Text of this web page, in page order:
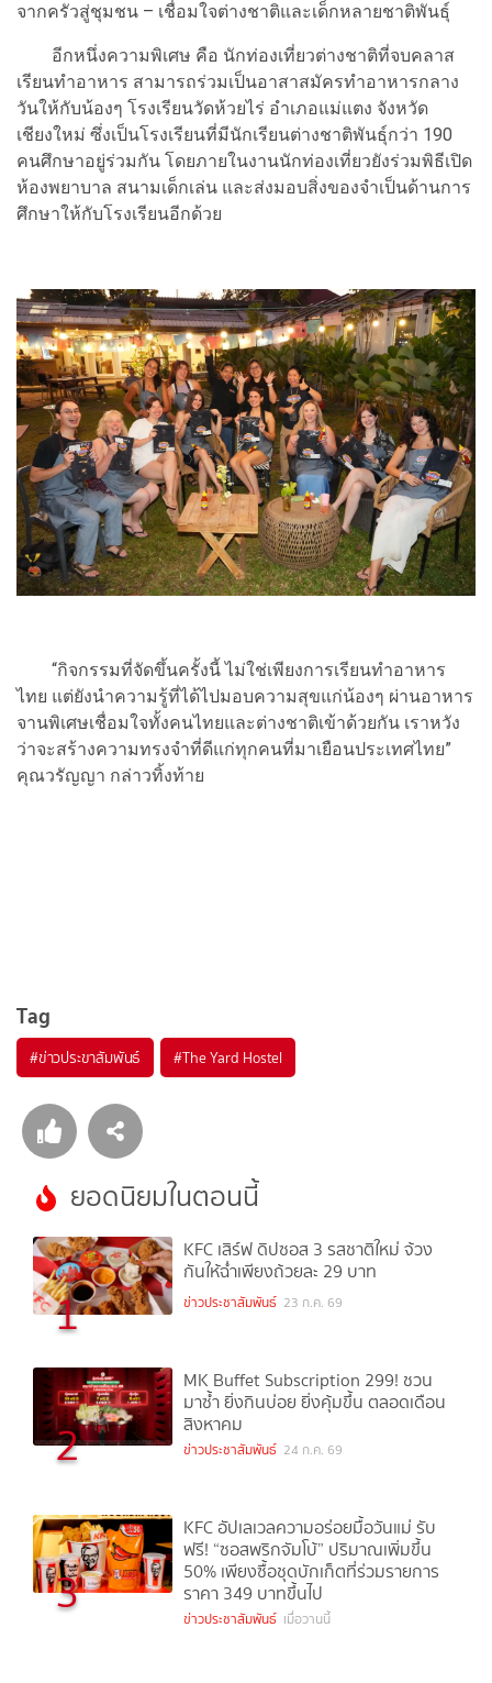
จากครัวสู่ชุมชน – เชื่อมใจต่างชาติและเด็กหลายชาติพันธุ์
อีกหนึ่งความพิเศษ คือ นักท่องเที่ยวต่างชาติที่จบคลาส
เรียนทำอาหาร สามารถร่วมเป็นอาสาสมัครทำอาหารกลาง
วันให้กับน้องๆ โรงเรียนวัดห้วยไร่ อำเภอแม่แตง จังหวัด
เชียงใหม่ ซึ่งเป็นโรงเรียนที่มีนักเรียนต่างชาติพันธุ์กว่า 190
คนศึกษาอยู่ร่วมกัน โดยภายในงานนักท่องเที่ยวยังร่วมพิธีเปิด
ห้องพยาบาล สนามเด็กเล่น และส่งมอบสิ่งของจำเป็นด้านการ
ศึกษาให้กับโรงเรียนอีกด้วย
“กิจกรรมที่จัดขึ้นครั้งนี้ ไม่ใช่เพียงการเรียนทำอาหาร
ไทย แต่ยังนำความรู้ที่ได้ไปมอบความสุขแก่น้องๆ ผ่านอาหาร
จานพิเศษเชื่อมใจทั้งคนไทยและต่างชาติเข้าด้วยกัน เราหวัง
ว่าจะสร้างความทรงจำที่ดีแก่ทุกคนที่มาเยือนประเทศไทย”
คุณวรัญญา กล่าวทิ้งท้าย
Tag
#ข่าวประขาสัมพันธ์ #The Yard Hostel
ยอดนิยมในตอนนี้
1
KFC เสิร์ฟ ดิปซอส 3 รสชาติใหม่ จ้วง
กันให้ฉ่ำเพียงถ้วยละ 29 บาท
ข่าวประชาสัมพันธ์ 23 ก.ค. 69
2
MK Buffet Subscription 299! ชวน
มาซ้ำ ยิ่งกินบ่อย ยิ่งคุ้มขึ้น ตลอดเดือน
สิงหาคม
ข่าวประชาสัมพันธ์ 24 ก.ค. 69
3
KFC อัปเลเวลความอร่อยมื้อวันแม่ รับ
ฟรี! “ซอสพริกจัมโบ้” ปริมาณเพิ่มขึ้น
50% เพียงซื้อชุดบักเก็ตที่ร่วมรายการ
ราคา 349 บาทขึ้นไป
ข่าวประชาสัมพันธ์ เมื่อวานนี้